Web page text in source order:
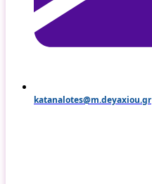
katanalotes@m.deyaxiou.gr